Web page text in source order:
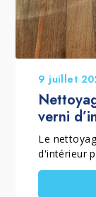
9 juillet
verni
Le
d'intérieur
à un
brillance,